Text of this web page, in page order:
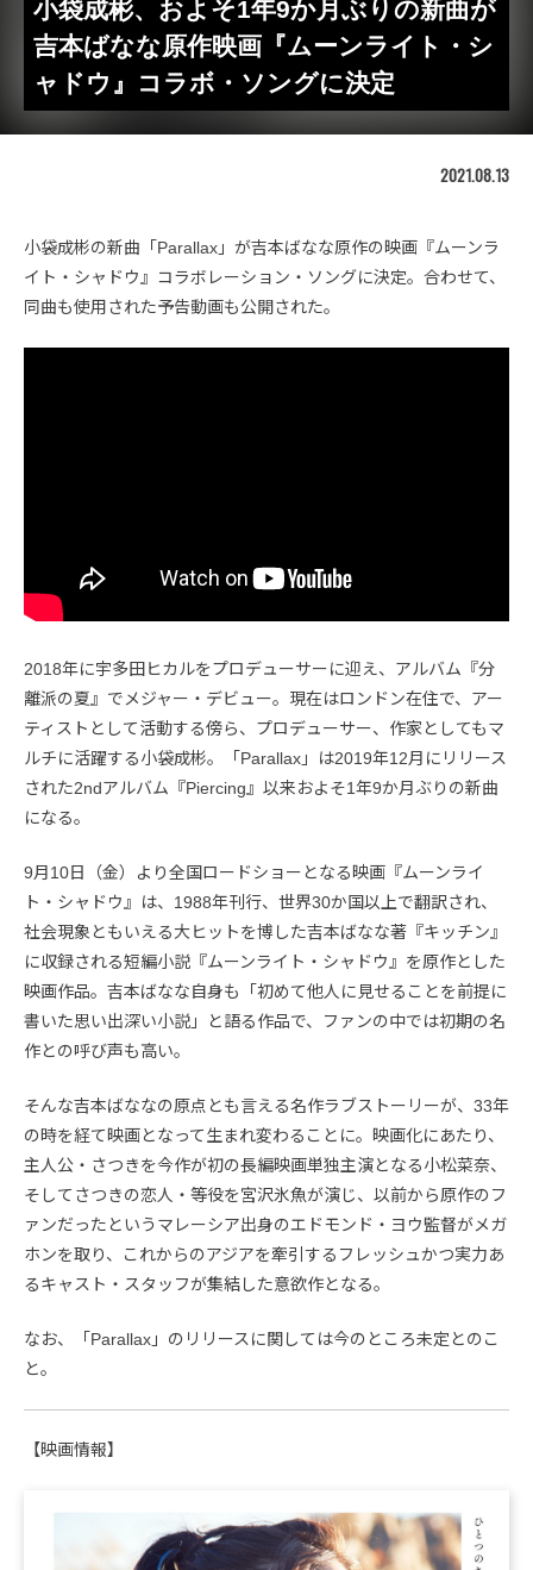
小袋成彬、およそ1年9か月ぶりの新曲が
吉本ばなな原作映画『ムーンライト・シ
ャドウ』コラボ・ソングに決定
2021.08.13
小袋成彬の新曲「Parallax」が吉本ばなな原作の映画『ムーンラ
イト・シャドウ』コラボレーション・ソングに決定。合わせて、
同曲も使用された予告動画も公開された。
2018年に宇多田ヒカルをプロデューサーに迎え、アルバム『分
離派の夏』でメジャー・デビュー。現在はロンドン在住で、アー
ティストとして活動する傍ら、プロデューサー、作家としてもマ
ルチに活躍する小袋成彬。「Parallax」は2019年12月にリリース
された2ndアルバム『Piercing』以来およそ1年9か月ぶりの新曲
になる。
9月10日（金）より全国ロードショーとなる映画『ムーンライ
ト・シャドウ』は、1988年刊行、世界30か国以上で翻訳され、
社会現象ともいえる大ヒットを博した吉本ばなな著『キッチン』
に収録される短編小説『ムーンライト・シャドウ』を原作とした
映画作品。吉本ばなな自身も「初めて他人に見せることを前提に
書いた思い出深い小説」と語る作品で、ファンの中では初期の名
作との呼び声も高い。
そんな吉本ばななの原点とも言える名作ラブストーリーが、33年
の時を経て映画となって生まれ変わることに。映画化にあたり、
主人公・さつきを今作が初の長編映画単独主演となる小松菜奈、
そしてさつきの恋人・等役を宮沢氷魚が演じ、以前から原作のフ
ァンだったというマレーシア出身のエドモンド・ヨウ監督がメガ
ホンを取り、これからのアジアを牽引するフレッシュかつ実力あ
るキャスト・スタッフが集結した意欲作となる。
なお、「Parallax」のリリースに関しては今のところ未定とのこ
と。
【映画情報】